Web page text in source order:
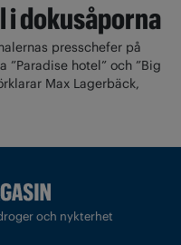
i dokusåporna
presschefer på
”Paradise hotel” och ”Big
Max Lagerbäck,
och nykterhet